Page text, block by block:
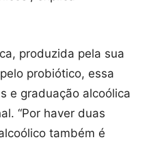
produzida pela sua
probiótico, essa
e graduação alcoólica
“Por haver duas
também é